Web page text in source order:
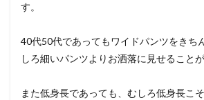
す。
40代50代であってもワイドパンツをきち
しろ細いパンツよりお洒落に見せることが
また低身長であっても、むしろ低身長こ